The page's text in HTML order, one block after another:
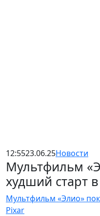
12:5523.06.25Новости
Мультфильм
худший старт
Мультфильм «Элио»
Pixar